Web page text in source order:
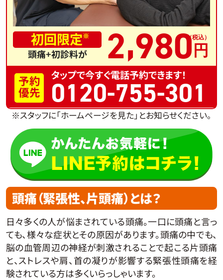
初回限定※
頭痛+初診料が 2,980
予約
優先 0120-755-301
タップで今すぐ電話予約できます！
※スタッフに「ホームページを見た」とお知らせください。
頭痛（緊張性、片頭痛）とは？
日々多くの人が悩まされている頭痛。一口に頭痛と言っ
ても、様々な症状とその原因があります。頭痛の中でも、
脳の血管周辺の神経が刺激されることで起こる片頭痛
と、ストレスや肩、首の凝りが影響する緊張性頭痛を経
験されている方は多くいらっしゃいます。